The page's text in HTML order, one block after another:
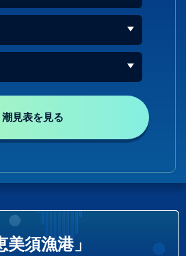
潮見表を見る
美須漁港」